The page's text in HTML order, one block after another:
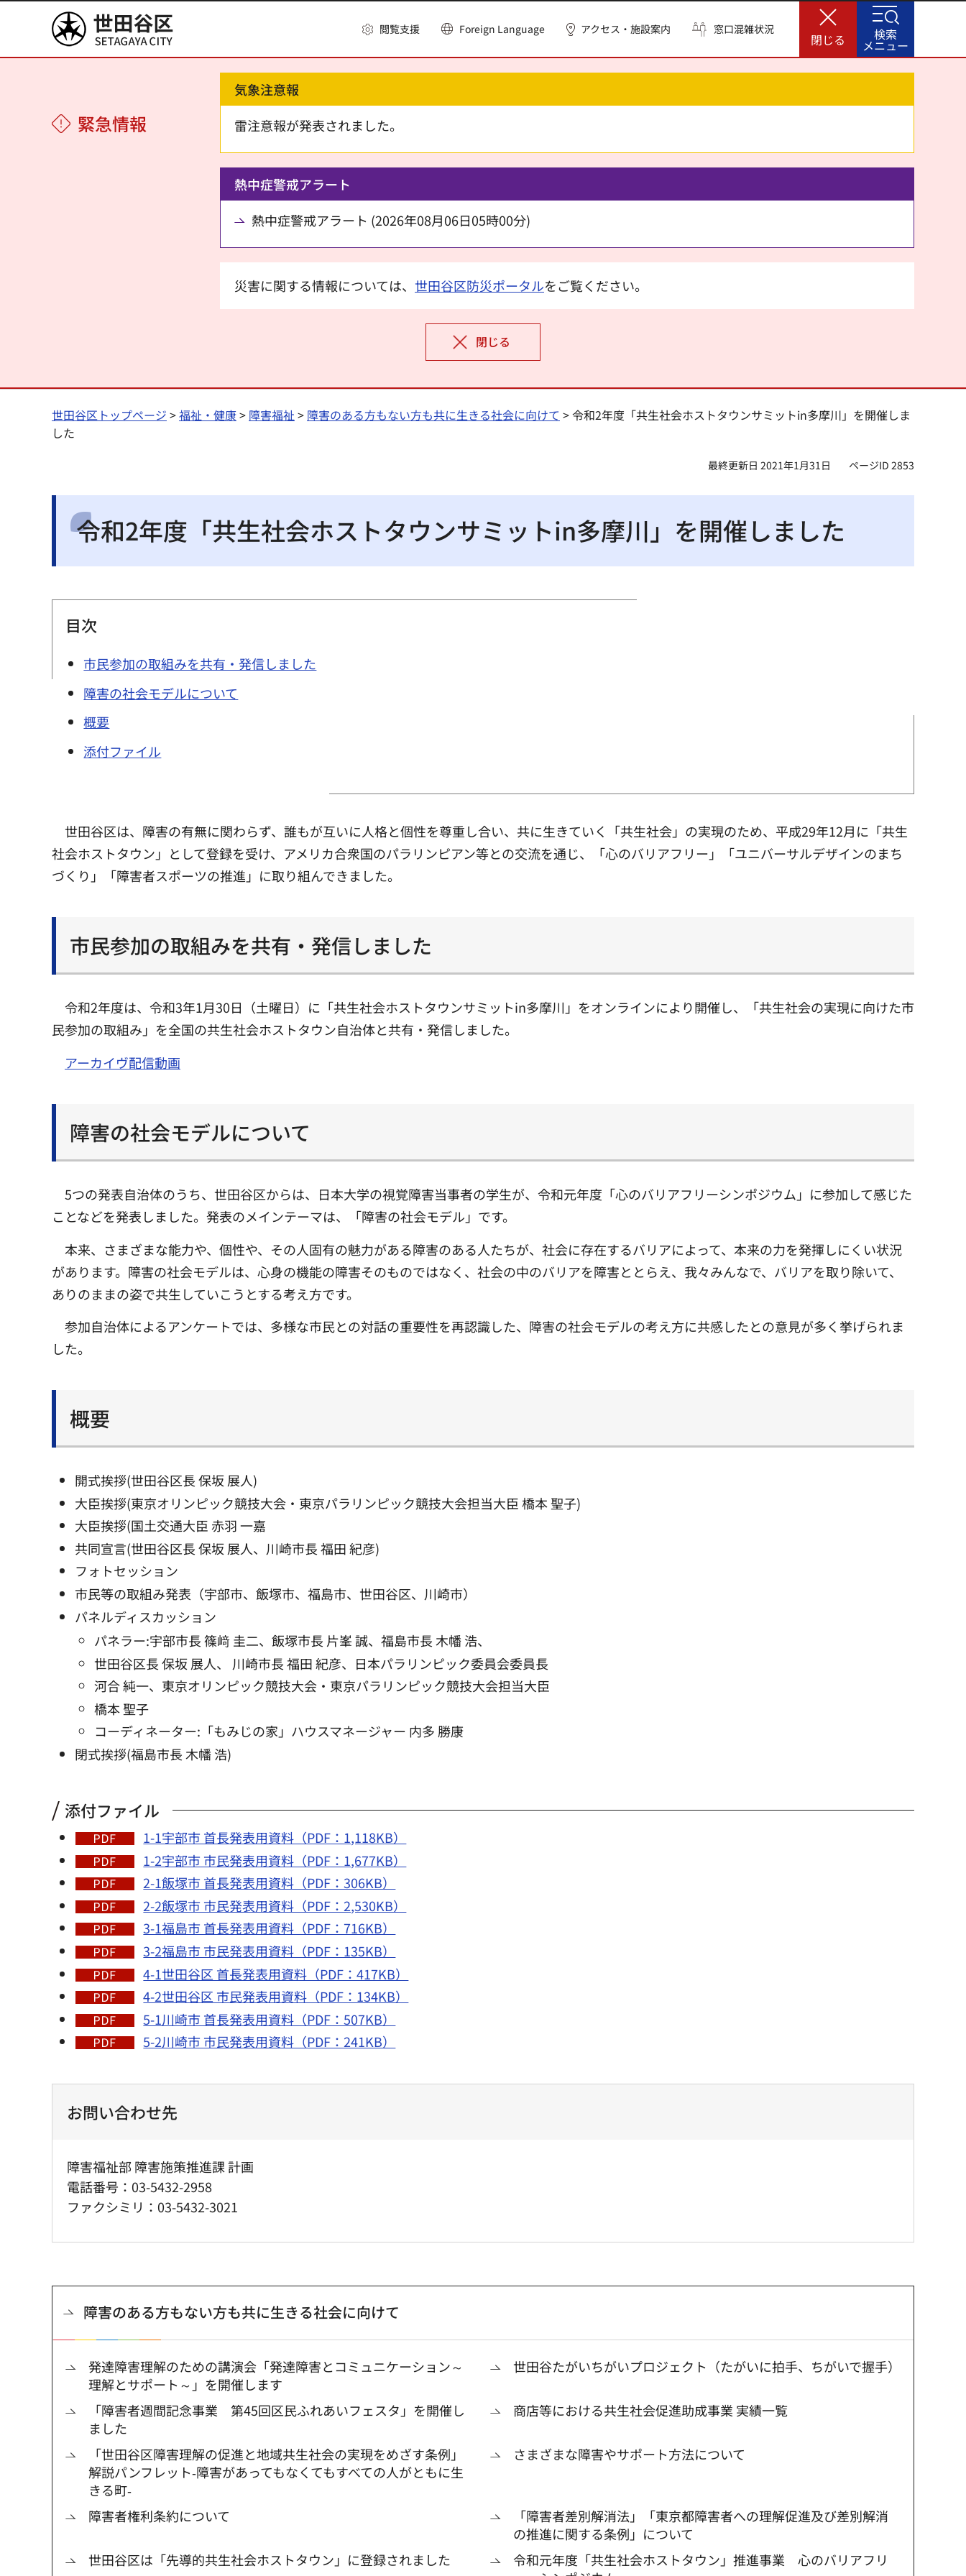
世田谷区 閲覧支援 Foreign Language アクセス・施設案内 窓口混雑状況
閉じる
緊急情報
気象注意報
雷注意報が発表されました。
熱中症警戒アラート
熱中症警戒アラート (2026年08月06日05時00分)
災害に関する情報については、 世田谷区防災ポータルをご覧ください。
閉じる
検索
メニュー
世田谷区トップページ >福祉・健康> 障害福祉 > 障害のある方もない方も共に生きる社会に向けて > 令和2年度「共生社会ホストタウンサミットin多摩川」を開催しま
した
最終更新日 2021年1月31日 ページID 2853
令和2年度「共生社会ホストタウンサミットin多摩川」を開催しました
目次
市民参加の取組みを共有・発信しました
障害の社会モデルについて
概要
添付ファイル
世田谷区は、障害の有無に関わらず、誰もが互いに人格と個性を尊重し合い、共に生きていく「共生社会」の実現のため、平成29年12月に「共生
社会ホストタウン」として登録を受け、アメリカ合衆国のパラリンピアン等との交流を通じ、「心のバリアフリー」「ユニバーサルデザインのまち
づくり」「障害者スポーツの推進」に取り組んできました。
市民参加の取組みを共有・発信しました
令和2年度は、令和3年1月30日（土曜日）に「共生社会ホストタウンサミットin多摩川」をオンラインにより開催し、「共生社会の実現に向けた市
民参加の取組み」を全国の共生社会ホストタウン自治体と共有・発信しました。
アーカイヴ配信動画
障害の社会モデルについて
5つの発表自治体のうち、世田谷区からは、日本大学の視覚障害当事者の学生が、令和元年度「心のバリアフリーシンポジウム」に参加して感じた
ことなどを発表しました。発表のメインテーマは、「障害の社会モデル」です。
本来、さまざまな能力や、個性や、その人固有の魅力がある障害のある人たちが、社会に存在するバリアによって、本来の力を発揮しにくい状況
があります。障害の社会モデルは、心身の機能の障害そのものではなく、社会の中のバリアを障害ととらえ、我々みんなで、バリアを取り除いて、
ありのままの姿で共生していこうとする考え方です。
参加自治体によるアンケートでは、多様な市民との対話の重要性を再認識した、障害の社会モデルの考え方に共感したとの意見が多く挙げられま
した。
概要
開式挨拶(世田谷区長 保坂 展人)
大臣挨拶(東京オリンピック競技大会・東京パラリンピック競技大会担当大臣 橋本 聖子)
大臣挨拶(国土交通大臣 赤羽 一嘉
共同宣言(世田谷区長 保坂 展人、川崎市長 福田 紀彦)
フォトセッション
市民等の取組み発表（宇部市、飯塚市、福島市、世田谷区、川崎市）
パネルディスカッション
パネラー:宇部市長 篠﨑 圭二、飯塚市長 片峯 誠、福島市長 木幡 浩、
世田谷区長 保坂 展人、 川崎市長 福田 紀彦、日本パラリンピック委員会委員長
河合 純一、東京オリンピック競技大会・東京パラリンピック競技大会担当大臣
橋本 聖子
コーディネーター:「もみじの家」ハウスマネージャー 内多 勝康
閉式挨拶(福島市長 木幡 浩)
添付ファイル
1-1宇部市 首長発表用資料（PDF：1,118KB）
1-2宇部市 市民発表用資料（PDF：1,677KB）
2-1飯塚市 首長発表用資料（PDF：306KB）
2-2飯塚市 市民発表用資料（PDF：2,530KB）
3-1福島市 首長発表用資料（PDF：716KB）
3-2福島市 市民発表用資料（PDF：135KB）
4-1世田谷区 首長発表用資料（PDF：417KB）
4-2世田谷区 市民発表用資料（PDF：134KB）
5-1川崎市 首長発表用資料（PDF：507KB）
5-2川崎市 市民発表用資料（PDF：241KB）
お問い合わせ先
障害福祉部 障害施策推進課 計画
電話番号：03-5432-2958
ファクシミリ：03-5432-3021
障害のある方もない方も共に生きる社会に向けて
発達障害理解のための講演会「発達障害とコミュニケーション～
理解とサポート～」を開催します
世田谷たがいちがいプロジェクト（たがいに拍手、ちがいで握手）
「障害者週間記念事業 第45回区民ふれあいフェスタ」を開催し
ました
商店等における共生社会促進助成事業 実績一覧
「世田谷区障害理解の促進と地域共生社会の実現をめざす条例」
解説パンフレット‐障害があってもなくてもすべての人がともに生
きる町‐
さまざまな障害やサポート方法について
障害者権利条約について
「障害者差別解消法」「東京都障害者への理解促進及び差別解消
の推進に関する条例」について
世田谷区は「先導的共生社会ホストタウン」に登録されました
令和元年度「共生社会ホストタウン」推進事業 心のバリアフリ